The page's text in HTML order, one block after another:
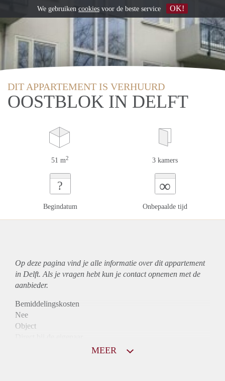
DIT APPARTEMENT IS VERHUURD
OOSTBLOK IN DELFT
51 m2 3 kamers
?
Begindatum
∞
Onbepaalde tijd
Op deze pagina vind je alle informatie over ditappartement
in Delft. Als je vragen hebt kun je contact opnemen met de
aanbieder.
Bemiddelingskosten
Nee
Object
MEER
We gebruiken cookies voor de beste service OK!